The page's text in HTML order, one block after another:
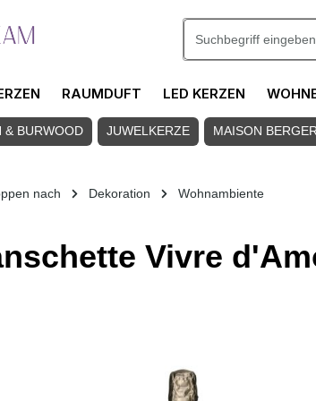
RAUMDUFT LED KERZEN
& BURWOOD JUWELKERZE MAISON
nach Dekoration Wohnambiente
5 Sternen Vivre